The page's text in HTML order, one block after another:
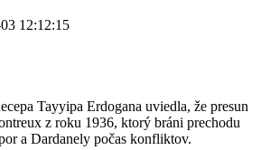
12:12:15
Tayyipa Erdogana uviedla, že presun
z roku 1936, ktorý bráni prechodu
a Dardanely počas konfliktov.